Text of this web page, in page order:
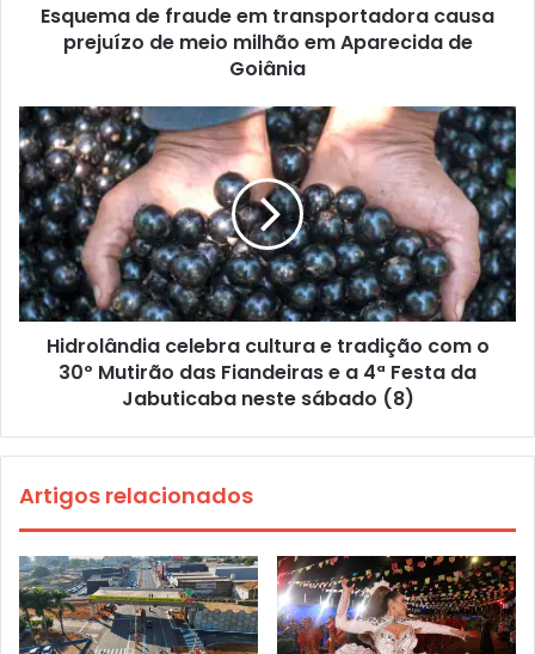
Esquema de fraude em transportadora causa
prejuízo de meio milhão em Aparecida de
Goiânia
Hidrolândia celebra cultura e tradição com o
30º Mutirão das Fiandeiras e a 4ª Festa da
Jabuticaba neste sábado (8)
Artigos relacionados